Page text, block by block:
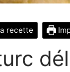
recette